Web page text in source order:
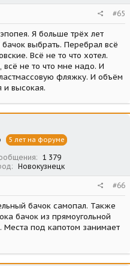
#65
Я больше трёх лет
выбрать. Перебрал всё
Всё не то что хотел.
всё не то что мне надо. И
фляжку. И объём
и высокая.
5 лет на форуме
1 379
Новокузнецк
#66
бачок самопал. Также
бачок из прямоугольной
Места под капотом занимает